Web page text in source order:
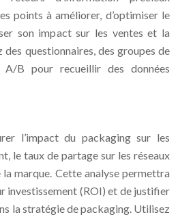
points à améliorer, d’optimiser le
son impact sur les ventes et la
questionnaires, des groupes de
B pour recueillir des données
l’impact du packaging sur les
le taux de partage sur les réseaux
marque. Cette analyse permettra
investissement (ROI) et de justifier
la stratégie de packaging. Utilisez